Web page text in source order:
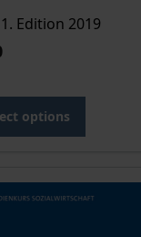
Edition 2019
options